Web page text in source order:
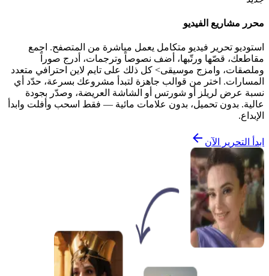
محرر مشاريع الفيديو
استوديو تحرير فيديو متكامل يعمل مباشرة من المتصفح. اجمع
مقاطعك، قصّها ورتّبها، أضف نصوصاً وترجمات، أدرج صوراً
وملصقات، وامزج موسيقى> كل ذلك على تايم لاين احترافي متعدد
المسارات. اختر من قوالب جاهزة لتبدأ مشروعك بسرعة، حدّد أي
نسبة عرض لريلز أو شورتس أو الشاشة العريضة، وصدّر بجودة
عالية. بدون تحميل، بدون علامات مائية — فقط اسحب وأفلت وابدأ
الإبداع.
ابدأ التحرير الآن